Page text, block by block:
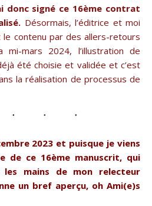
donc signé ce 16ème contrat
Désormais, l’éditrice et moi
contenu par des allers-retours
mi-mars 2024, l’illustration de
été choisie et validée et c’est
la réalisation de processus de
2023 et puisque je viens
de ce 16ème manuscrit, qui
mains de mon relecteur
un bref aperçu, oh Ami(e)s